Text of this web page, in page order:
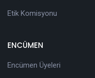
Etik Komisyonu
ENCÜMEN
Encümen Üyeleri